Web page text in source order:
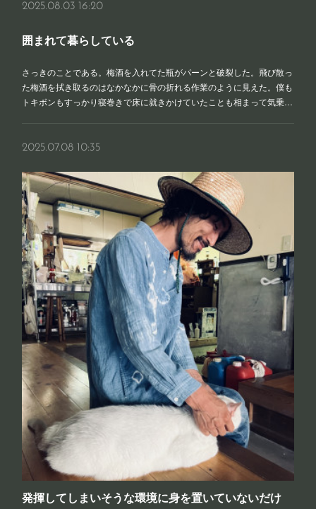
2025.08.03 16:20
囲まれて暮らしている
さっきのことである。梅酒を入れてた瓶がパーンと破裂した。飛び散っ
た梅酒を拭き取るのはなかなかに骨の折れる作業のように見えた。僕も
トキボンもすっかり寝巻きで床に就きかけていたことも相まって気乗…
2025.07.08 10:35
発揮してしまいそうな環境に身を置いていないだけ